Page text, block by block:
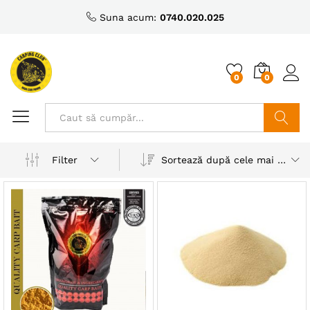
Suna acum: 0740.020.025
0 0
Filter
Sortează după cele mai recente